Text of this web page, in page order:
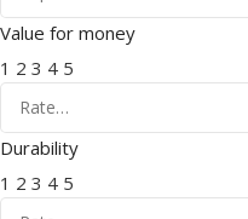
Value for money
1 2 3 4 5
Durability
1 2 3 4 5